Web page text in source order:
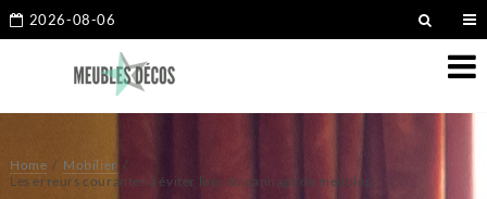
2026-08-06
Home
Mobilier
Les erreurs courantes à éviter lors du cannage de meubles